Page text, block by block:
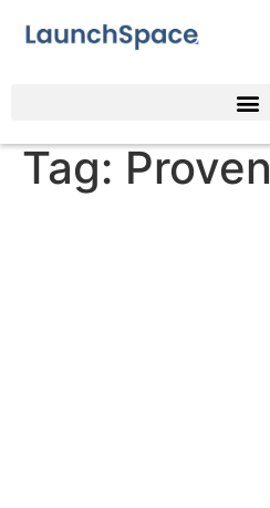
Tag: Proven